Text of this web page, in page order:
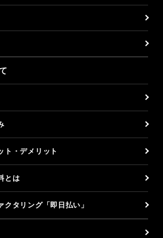
ト・デメリット
とは
タリング「即日払い」